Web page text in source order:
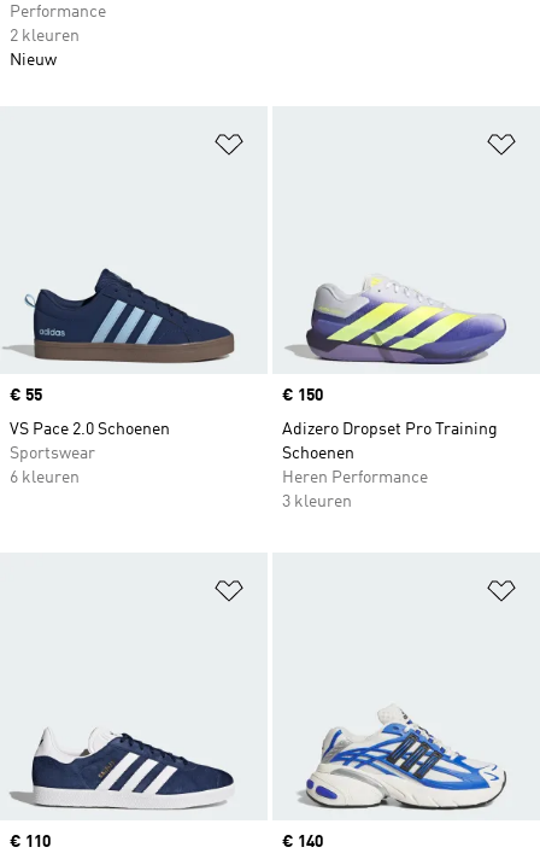
Price
€ 55
VS Pace 2.0 Schoenen
Sportswear
6 kleuren
Price
€ 150
Adizero Dropset Pro Training
Schoenen
Heren Performance
3 kleuren
Price
€ 110
Price
€ 140
Performance
2 kleuren
Nieuw